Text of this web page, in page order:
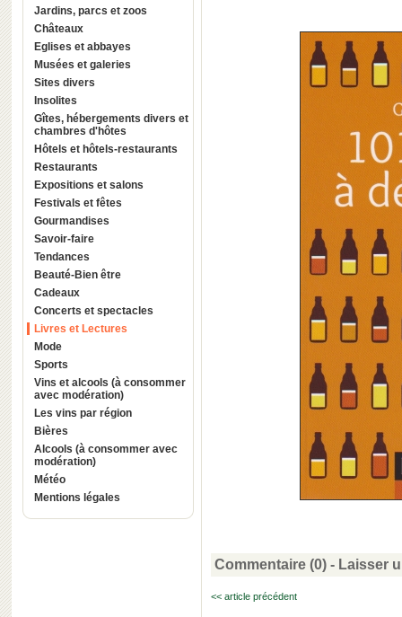
Jardins, parcs et zoos
Châteaux
Eglises et abbayes
Musées et galeries
Sites divers
Insolites
Gîtes, hébergements divers et
chambres d'hôtes
Hôtels et hôtels-restaurants
Restaurants
Expositions et salons
Festivals et fêtes
Gourmandises
Savoir-faire
Tendances
Beauté-Bien être
Cadeaux
Concerts et spectacles
Livres et Lectures
Mode
Sports
Vins et alcools (à consommer
avec modération)
Les vins par région
Bières
Alcools (à consommer avec
modération)
Météo
Mentions légales
Commentaire (0) - Laisser
<< article précédent